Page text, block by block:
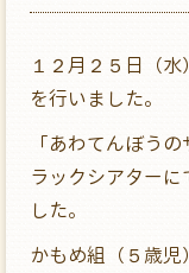
１２月２５日（水
を行いました。
「あわてんぼう
ラックシアター
した。
かもめ組（５歳